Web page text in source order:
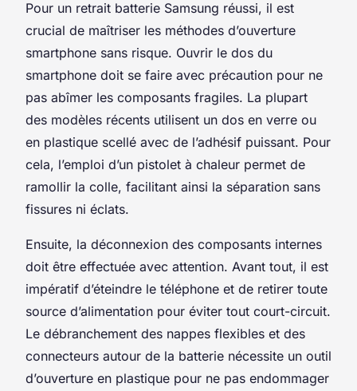
Pour un retrait batterie Samsung réussi, il est
crucial de maîtriser les méthodes d’ouverture
smartphone sans risque. Ouvrir le dos du
smartphone doit se faire avec précaution pour ne
pas abîmer les composants fragiles. La plupart
des modèles récents utilisent un dos en verre ou
en plastique scellé avec de l’adhésif puissant. Pour
cela, l’emploi d’un pistolet à chaleur permet de
ramollir la colle, facilitant ainsi la séparation sans
fissures ni éclats.
Ensuite, la déconnexion des composants internes
doit être effectuée avec attention. Avant tout, il est
impératif d’éteindre le téléphone et de retirer toute
source d’alimentation pour éviter tout court-circuit.
Le débranchement des nappes flexibles et des
connecteurs autour de la batterie nécessite un outil
d’ouverture en plastique pour ne pas endommager